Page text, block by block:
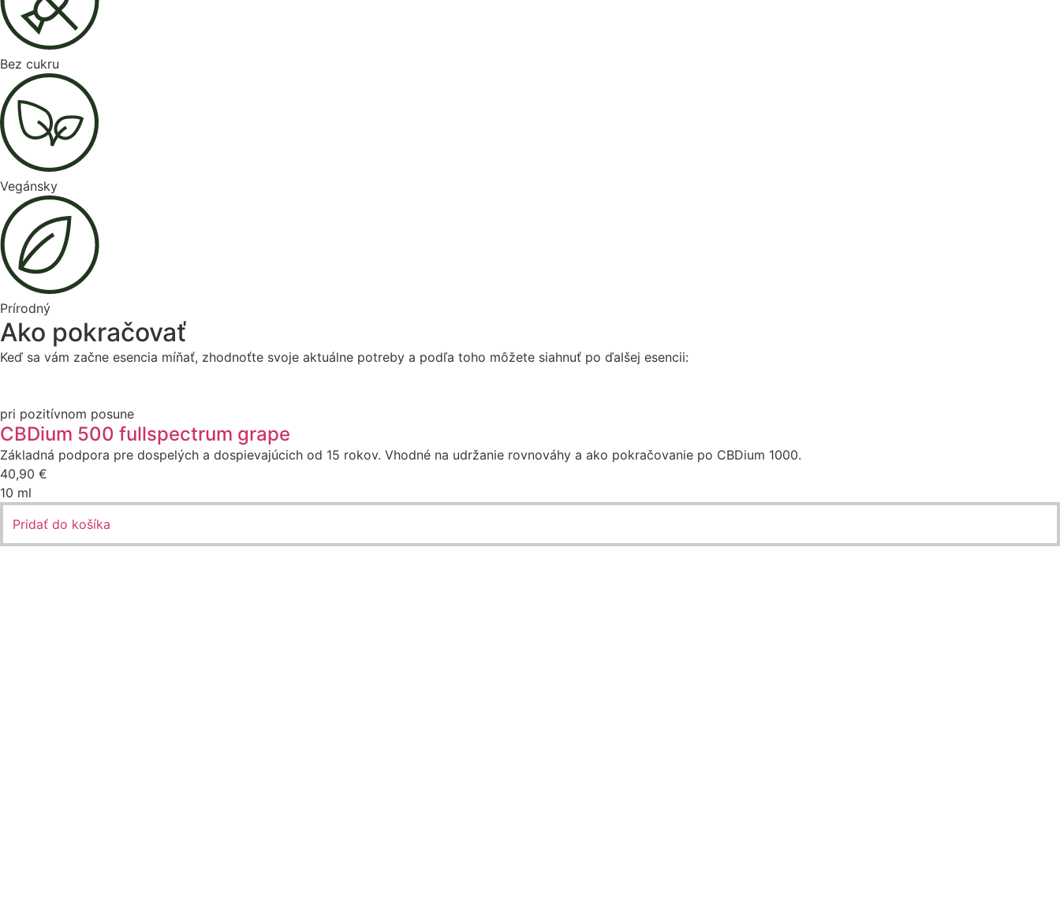
Bez cukru
Vegánsky
Prírodný
Ako pokračovať
Keď sa vám začne esencia míňať, zhodnoťte svoje aktuálne potreby a podľa toho môžete siahnuť po ďalšej esencii:
pri pozitívnom posune
CBDium 500 fullspectrum grape
Základná podpora pre dospelých a dospievajúcich od 15 rokov. Vhodné na udržanie rovnováhy a ako pokračovanie po CBDium 1000.
40,90 €
10 ml
Pridať do košíka